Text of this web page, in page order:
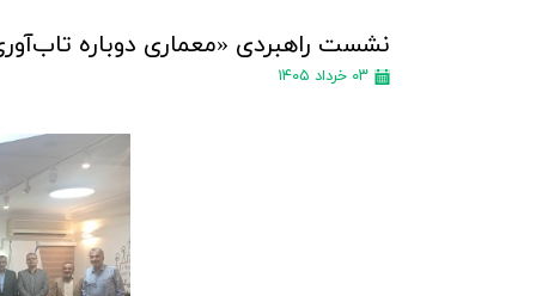
نشست راهبردی «معماری دوباره
۰۳ خرداد ۱۴۰۵